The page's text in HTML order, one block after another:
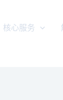
核心服务